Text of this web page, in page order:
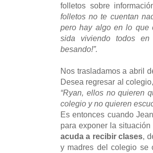
folletos sobre
folletos no te cuentan
pero hay algo en lo que
sida viviendo todos
besando!”.
Nos trasladamos a abril
Desea regresar al
“Ryan, ellos no quieren
colegio y no quieren
Es entonces cuando
para exponer la
acuda a recibir clases,
y madres del colegio se